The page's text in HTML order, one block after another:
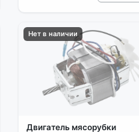
Нет в наличии
Двигатель мясорубки